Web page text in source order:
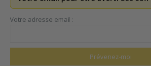
Votre adresse email :